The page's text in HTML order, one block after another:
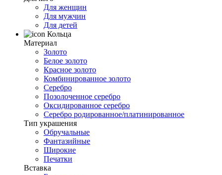
Для женщин
Для мужчин
Для детей
Кольца
Материал
Золото
Белое золото
Красное золото
Комбинированное золото
Серебро
Позолоченное серебро
Оксидированное серебро
Серебро родированное/платинированное
Тип украшения
Обручальные
Фантазийные
Широкие
Печатки
Вставка